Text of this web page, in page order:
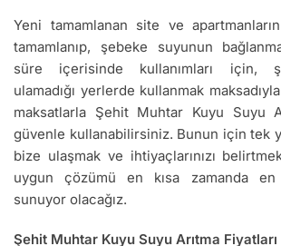
Yeni tamamlanan site ve
tamamlanıp, şebeke suyunun
süre içerisinde kullanımları için,
ulamadığı yerlerde kullanmak
maksatlarla Şehit Muhtar Kuyu Suyu
güvenle kullanabilirsiniz. Bunun için tek
bize ulaşmak ve ihtiyaçlarınızı
uygun çözümü en kısa zamanda
sunuyor olacağız.
Şehit Muhtar Kuyu Suyu Arıtma Fiyatları